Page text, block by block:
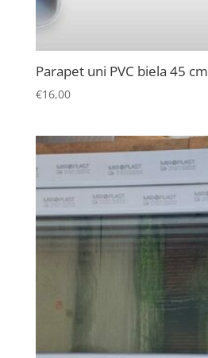
Parapet uni PVC biela 45 cm
€16,00